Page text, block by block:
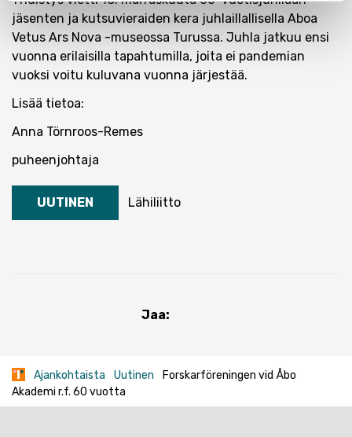
jäsenten ja kutsuvieraiden kera juhlaillallisella Aboa
Vetus Ars Nova -museossa Turussa. Juhla jatkuu ensi
vuonna erilaisilla tapahtumilla, joita ei pandemian
vuoksi voitu kuluvana vuonna järjestää.
Lisää tietoa:
Anna Törnroos-Remes
puheenjohtaja
UUTINEN Lähiliitto
Jaa:
Ajankohtaista Uutinen
Forskarföreningen vid Åbo
Akademi r.f. 60 vuotta